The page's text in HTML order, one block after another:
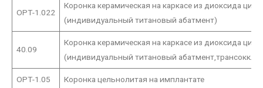
ОРТ-1.022
Коронка керамическая на каркасе из диоксида
(индивидуальный титановый абатмент)
40.09
Коронка керамическая на каркасе из диоксида
(индивидуальный титановый
ОРТ-1.05 Коронка цельнолитая на имплантате